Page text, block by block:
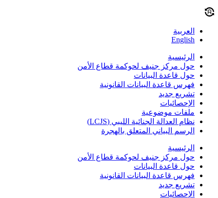
العربية
English
الرئيسية
حول مركز جنيف لحوكمة قطاع الأمن
حول قاعدة البيانات
فهرس قاعدة البيانات القانونية
تشريع جديد
الإحصائيات
ملفات موضوعية
نظام العدالة الجنائية الليبي (LCJS)
الرسم البياني المتعلق بالهجرة
الرئيسية
حول مركز جنيف لحوكمة قطاع الأمن
حول قاعدة البيانات
فهرس قاعدة البيانات القانونية
تشريع جديد
الإحصائيات